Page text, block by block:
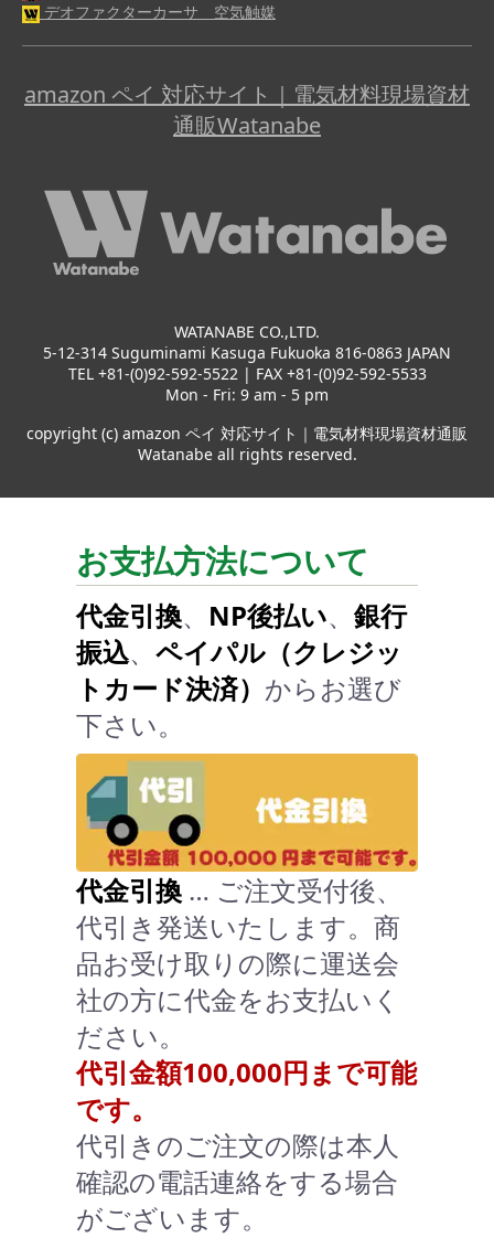
デオファクターカーサ 空気触媒
amazon ペイ 対応サイト｜電気材料現場資材
通販Watanabe
WATANABE CO.,LTD.
5-12-314 Suguminami Kasuga Fukuoka 816-0863 JAPAN
TEL +81-(0)92-592-5522 | FAX +81-(0)92-592-5533
Mon - Fri: 9 am - 5 pm
copyright (c) amazon ペイ 対応サイト｜電気材料現場資材通販
Watanabe all rights reserved.
お支払方法について
代金引換、 NP後払い、 銀行
振込、 ペイパル（クレジッ
トカード決済） からお選び
下さい。
代金引換 … ご注文受付後、
代引き発送いたします。商
品お受け取りの際に運送会
社の方に代金をお支払いく
ださい。
代引金額100,000円まで可能
です。
代引きのご注文の際は本人
確認の電話連絡をする場合
がございます。